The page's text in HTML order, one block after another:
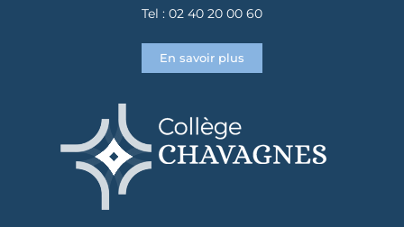
Tel : 02 40 20 00 60
En savoir plus